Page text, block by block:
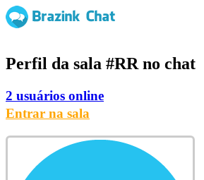
Perfil da sala #RR no chat
2 usuários online
Entrar na sala